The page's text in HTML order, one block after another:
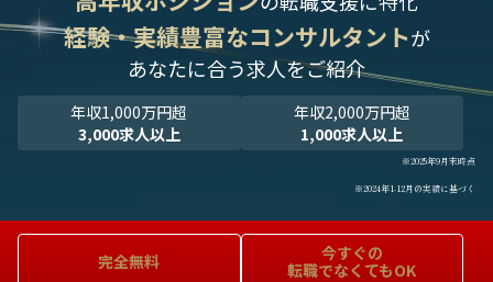
経験・実績豊富なコンサルタントが
あなたに合う求人をご紹介
年収1,000万円超
3,000求人以上
年収2,000万円超
1,000求人以上
※2025年9月末時点
※2024年1-12月の実績に基づく
完全無料
今すぐの
転職でなくてもOK